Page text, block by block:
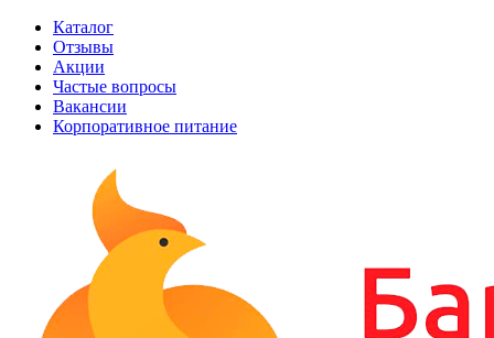
Каталог
Отзывы
Акции
Частые вопросы
Вакансии
Корпоративное питание